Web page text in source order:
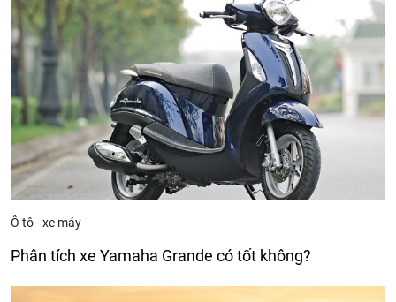
Ô tô - xe máy
Phân tích xe Yamaha Grande có tốt không?